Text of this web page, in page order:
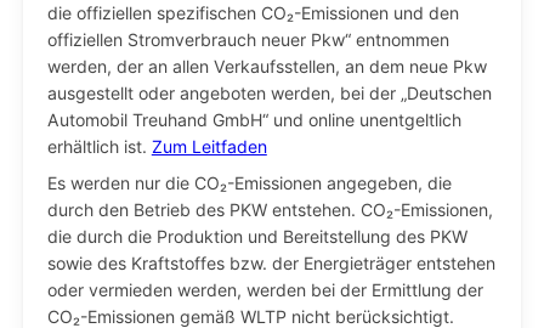
die offiziellen spezifischen CO₂-Emissionen und den
offiziellen Stromverbrauch neuer Pkw“ entnommen
werden, der an allen Verkaufsstellen, an dem neue Pkw
ausgestellt oder angeboten werden, bei der „Deutschen
Automobil Treuhand GmbH“ und online unentgeltlich
erhältlich ist. Zum Leitfaden
Es werden nur die CO₂-Emissionen angegeben, die
durch den Betrieb des PKW entstehen. CO₂-Emissionen,
die durch die Produktion und Bereitstellung des PKW
sowie des Kraftstoffes bzw. der Energieträger entstehen
oder vermieden werden, werden bei der Ermittlung der
CO₂-Emissionen gemäß WLTP nicht berücksichtigt.